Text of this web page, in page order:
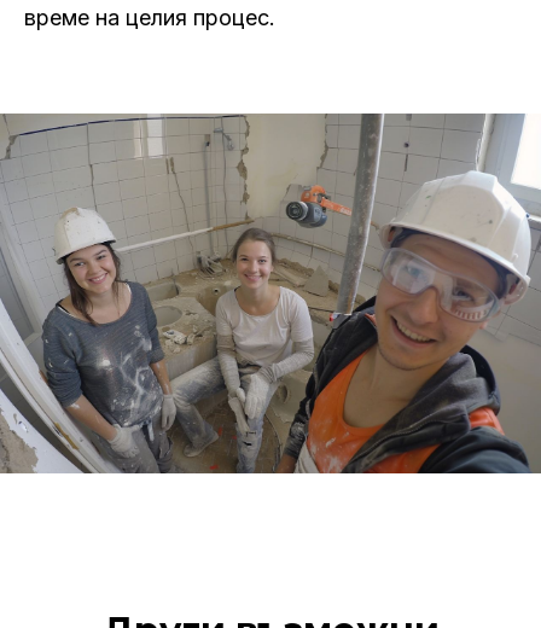
време на целия процес.